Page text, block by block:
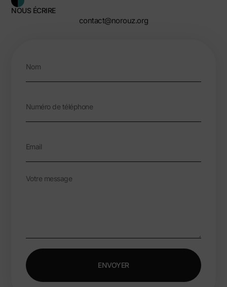
NOUS ÉCRIRE
contact@norouz.org
ENVOYER